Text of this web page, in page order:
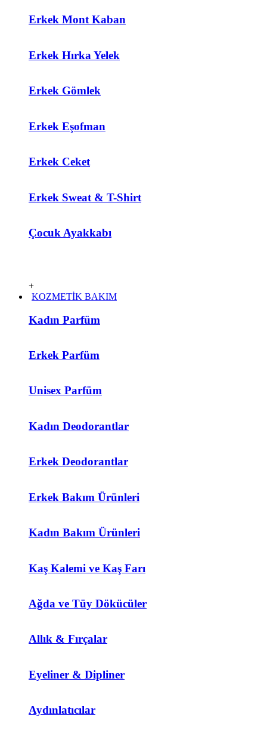
Erkek Mont Kaban
Erkek Hırka Yelek
Erkek Gömlek
Erkek Eşofman
Erkek Ceket
Erkek Sweat & T-Shirt
Çocuk Ayakkabı
+
KOZMETİK BAKIM
Kadın Parfüm
Erkek Parfüm
Unisex Parfüm
Kadın Deodorantlar
Erkek Deodorantlar
Erkek Bakım Ürünleri
Kadın Bakım Ürünleri
Kaş Kalemi ve Kaş Farı
Ağda ve Tüy Dökücüler
Allık & Fırçalar
Eyeliner & Dipliner
Aydınlatıcılar